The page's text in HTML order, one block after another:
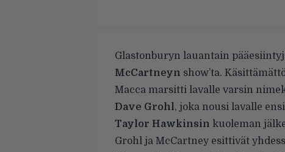
Glastonburyn lauantain
McCartneyn show’ta.
Macca marsitti lavalle varsin
Dave Grohl, joka nousi lavalle
Taylor Hawkinsin kuoleman
Grohl ja McCartney esittivät